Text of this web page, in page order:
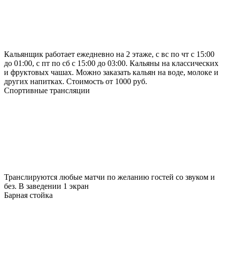
Кальянщик работает ежедневно на 2 этаже, с вс по чт с 15:00
до 01:00, с пт по сб с 15:00 до 03:00. Кальяны на классических
и фруктовых чашах. Можно заказать кальян на воде, молоке и
других напитках. Стоимость от 1000 руб.
Спортивные трансляции
Транслируются любые матчи по желанию гостей со звуком и
без. В заведении 1 экран
Барная стойка